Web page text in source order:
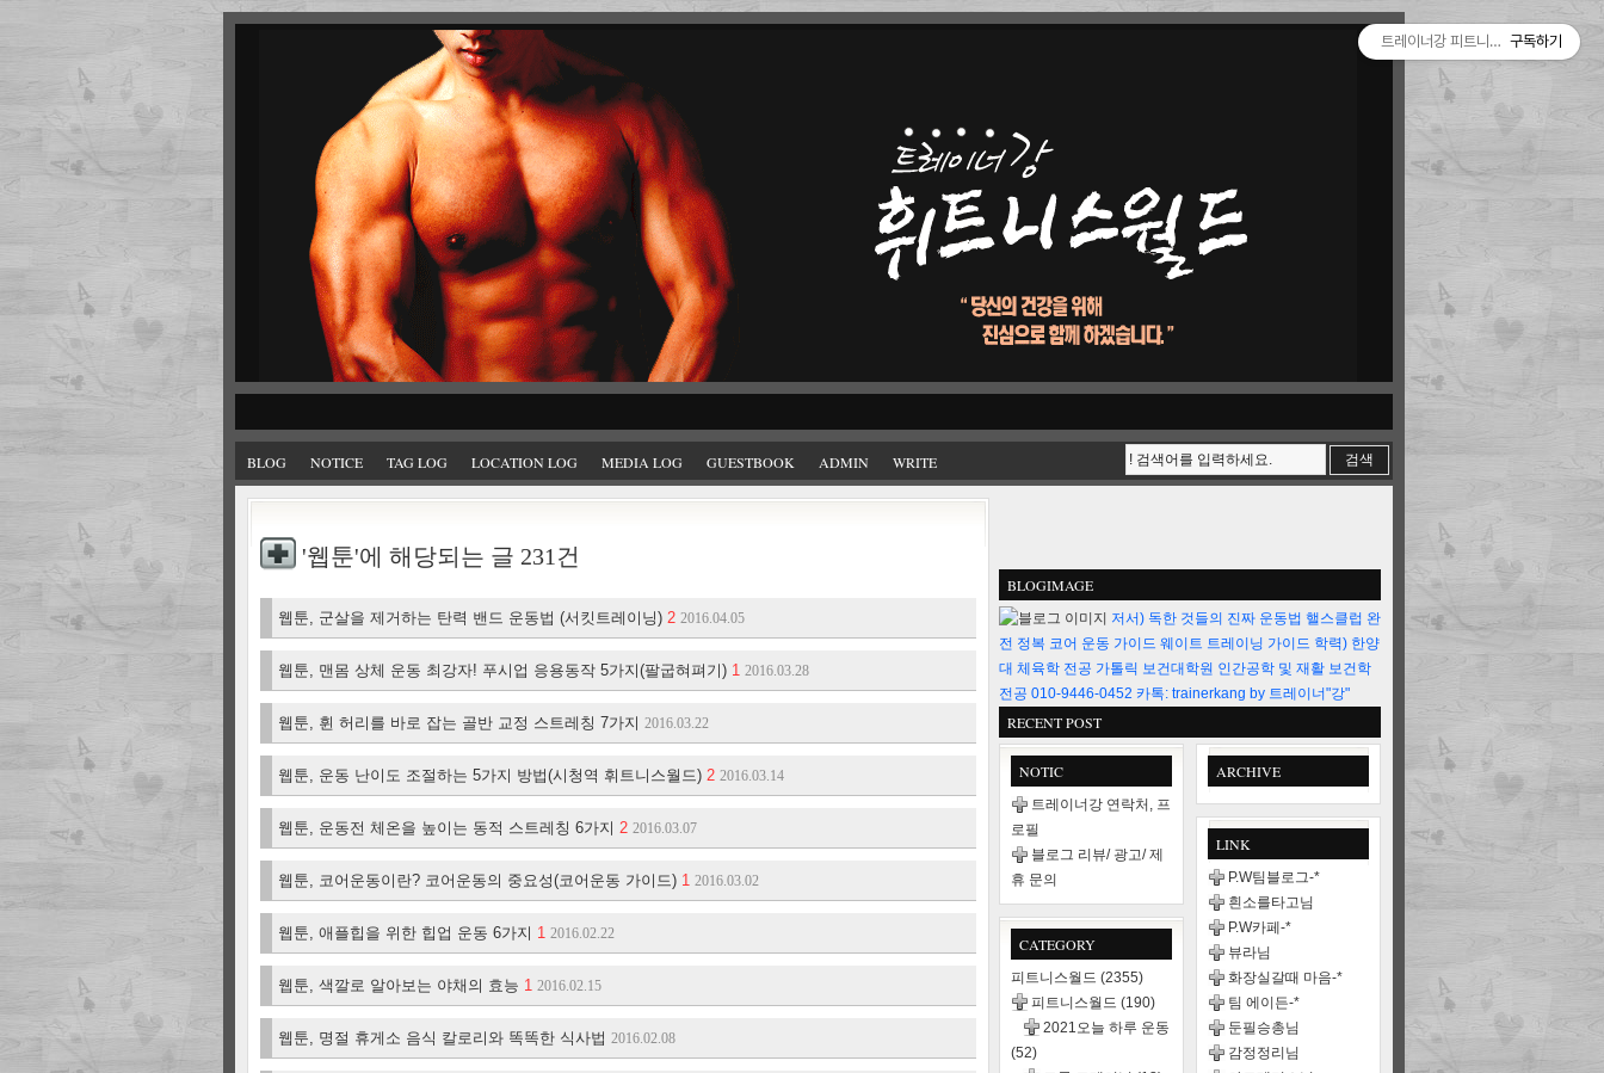
BLOG NOTICE TAG LOG LOCATION LOG MEDIA LOG GUESTBOOK ADMIN WRITE
'웹툰'에 해당되는 글 231 건
웹툰, 군살을 제거하는 탄력 밴드 운동법 (서킷트레이닝) 2 2016.04.05
웹툰, 맨몸 상체 운동 최강자! 푸시업 응용동작 5가지(팔굽혀펴기) 1 2016.03.28
웹툰, 휜 허리를 바로 잡는 골반 교정 스트레칭 7가지 2016.03.22
웹툰, 운동 난이도 조절하는 5가지 방법(시청역 휘트니스월드) 2 2016.03.14
웹툰, 운동전 체온을 높이는 동적 스트레칭 6가지 2 2016.03.07
웹툰, 코어운동이란? 코어운동의 중요성(코어운동 가이드) 1 2016.03.02
웹툰, 애플힙을 위한 힙업 운동 6가지 1 2016.02.22
웹툰, 색깔로 알아보는 야채의 효능 1 2016.02.15
웹툰, 명절 휴게소 음식 칼로리와 똑똑한 식사법 2016.02.08
BLOGIMAGE
저서) 독한 것들의 진짜 운동법 핼스클럽 완
전 정복 코어 운동 가이드 웨이트 트레이닝 가이드 학력) 한양
대 체육학 전공 가톨릭 보건대학원 인간공학 및 재활 보건학
전공 010-9446-0452 카톡: trainerkang by 트레이너"강"
RECENT POST
ARCHIVE
LINK
P.W팀블로그-*
흰소를타고님
P.W카페-*
뷰라님
화장실갈때 마음-*
팀 에이든-*
둔필승총님
감정정리님
NOTIC
트레이너강 연락처, 프
로필
블로그 리뷰/ 광고/ 제
휴 문의
CATEGORY
피트니스월드 (2355)
피트니스월드 (190)
2021오늘 하루 운동
(52)
트레이너강 피트니스월드구독하기